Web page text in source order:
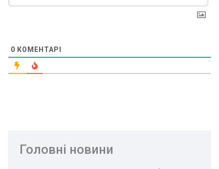
0 КОМЕНТАРІ
Головні новини